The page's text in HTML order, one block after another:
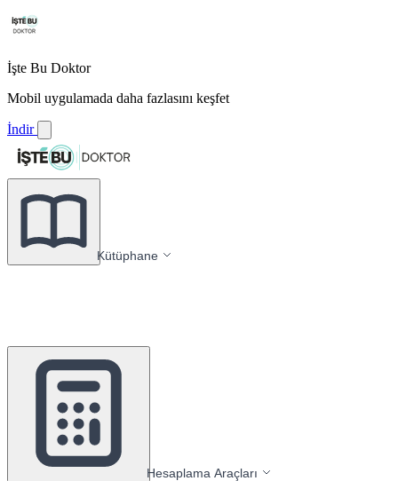
İşte Bu Doktor
Mobil uygulamada daha fazlasını keşfet
İndir
Kütüphane
Hesaplama Araçları